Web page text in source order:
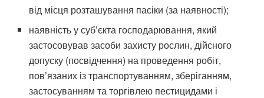
від місця розташування пасіки (за наявності);
наявність у суб’єкта господарювання, який
застосовував засоби захисту рослин, дійсного
допуску (посвідчення) на проведення робіт,
пов’язаних із транспортуванням, зберіганням,
застосуванням та торгівлею пестицидами і